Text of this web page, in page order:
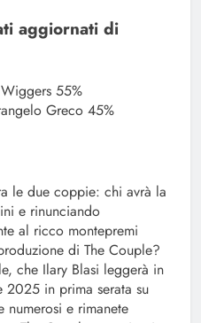
aggiornati di
55%
Greco 45%
le due coppie: chi avrà la
e rinunciando
al ricco montepremi
di The Couple?
che Ilary Blasi leggerà in
2025 in prima serata su
numerosi e rimanete